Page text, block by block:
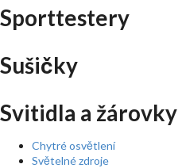
Sporttestery
Sušičky
Svitidla a žárovky
Chytré osvětlení
Světelné zdroje